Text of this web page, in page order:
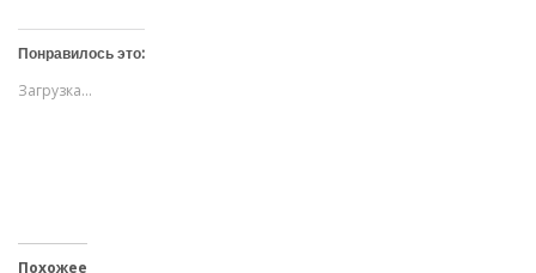
и
т
е
ч
т
ь
и
т
е
Понравилось это:
Загрузка...
Похожее